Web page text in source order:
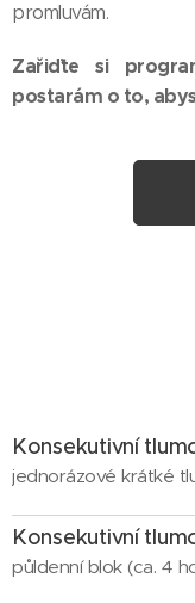
promluvám.
Zařiďte si
postarám o to,
Konsekutivní
jednorázové krátké
Konsekutivní
půldenní blok (ca. 4